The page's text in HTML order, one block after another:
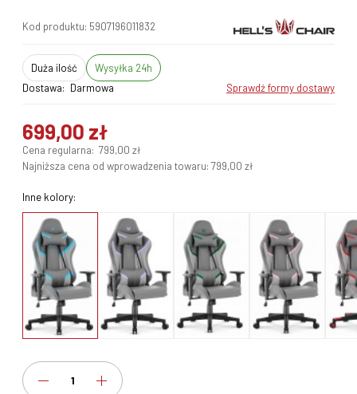
Kod produktu: 5907196011832
duża ilość
Wysyłka 24h
Dostawa:
Darmowa sprawdź formy dostawy
699,00 zł
Cena regularna: 799,00 zł
Najniższa cena od wprowadzenia towaru: 799,00 zł
Inne kolory: